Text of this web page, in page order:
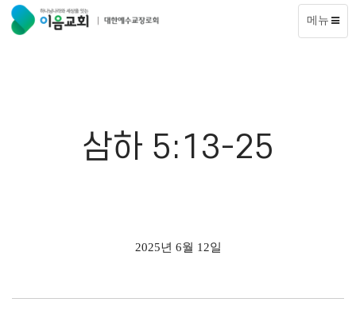
메뉴
삼하 5:13-25
2025년 6월 12일